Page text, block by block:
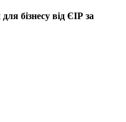
бізнесу від ЄІР за